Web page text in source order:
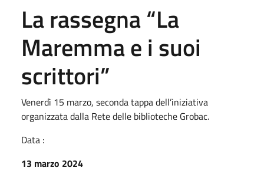
La rassegna “La
Maremma e i suoi
scrittori”
Venerdì 15 marzo, seconda tappa dell’iniziativa
organizzata dalla Rete delle biblioteche Grobac.
Data :
13 marzo 2024